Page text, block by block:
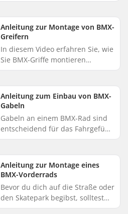
einem Inbusschlüssel die
Frontplatte...
Anleitung zur Montage von BMX-
Greifern
In diesem Video erfahren Sie, wie
Sie BMX-Griffe montieren
können: Sprühen Sie eine kleine
Alkoholbasis in das Innere des
Gr...
Anleitung zum Einbau von BMX-
Gabeln
Gabeln an einem BMX-Rad sind
entscheidend für das Fahrgefühl,
daher ist es wichtig, dass sie
Video demonstriert den V...
Anleitung zur Montage eines
BMX-Vorderrads
Bevor du dich auf die Straße oder
den Skatepark begibst, solltest
du sicherstellen, dass dein BMX